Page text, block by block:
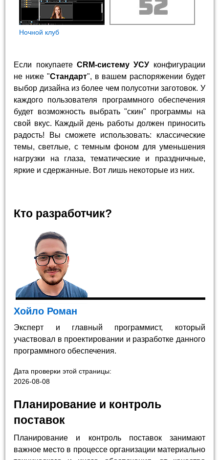
Ночной клуб
Если покупаете CRM-систему УСУ конфигурации
не ниже "Стандарт", в вашем распоряжении будет
выбор дизайна из более чем полусотни заготовок. У
каждого пользователя программного обеспечения
будет возможность выбрать "скин" программы на
свой вкус. Каждый день работы должен приносить
радость! Вы сможете использовать: классические
темы, светлые, с темным фоном для уменьшения
нагрузки на глаза, тематические и праздничные,
яркие и сдержанные. Вот лишь некоторые из них.
Кто разработчик?
Хойло Роман
Эксперт и главный программист, который
участвовал в проектировании и разработке данного
программного обеспечения.
Дата проверки этой страницы:
2026-08-08
Планирование и контроль
поставок
Планирование и контроль поставок занимают
важное место в процессе организации материально